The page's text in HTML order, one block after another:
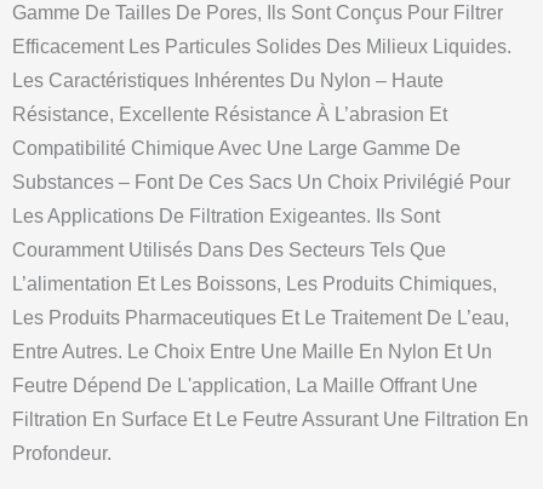
Gamme De Tailles De Pores, Ils Sont Conçus Pour Filtrer
Efficacement Les Particules Solides Des Milieux Liquides.
Les Caractéristiques Inhérentes Du Nylon – Haute
Résistance, Excellente Résistance À L’abrasion Et
Compatibilité Chimique Avec Une Large Gamme De
Substances – Font De Ces Sacs Un Choix Privilégié Pour
Les Applications De Filtration Exigeantes. Ils Sont
Couramment Utilisés Dans Des Secteurs Tels Que
L’alimentation Et Les Boissons, Les Produits Chimiques,
Les Produits Pharmaceutiques Et Le Traitement De L’eau,
Entre Autres. Le Choix Entre Une Maille En Nylon Et Un
Feutre Dépend De L'application, La Maille Offrant Une
Filtration En Surface Et Le Feutre Assurant Une Filtration En
Profondeur.